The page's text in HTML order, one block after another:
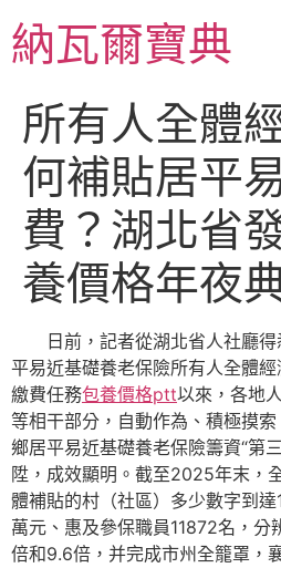
至
主納瓦爾寶典
所有人全體
何補貼居平
費？湖北省
養價格年夜
日前，記者從湖北省人社廳
平易近基礎養老保險所有人全體
繳費任務包養價格ptt以來，各地
等相干部分，自動作為、積極摸
鄉居平易近基礎養老保險籌資“第
陞，成效顯明。截至2025年末，
體補貼的村（社區）多少數字到
萬元、惠及參保職員11872名，
倍和9.6倍，并完成市州全籠罩，